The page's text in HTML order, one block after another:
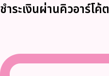
ชำระเงินผ่านคิวอาร์โค้ต